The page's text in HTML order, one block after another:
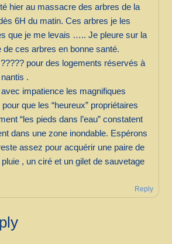
hier au massacre des arbres de la
6H du matin. Ces arbres je les
que je me levais ….. Je pleure sur la
de ces arbres en bonne santé.
pour des logements réservés à
.
avec impatience les magnifiques
que les “heureux” propriétaires
“les pieds dans l’eau” constatent
dans une zone inondable. Espérons
assez pour acquérir une paire de
, un ciré et un gilet de sauvetage
Reply